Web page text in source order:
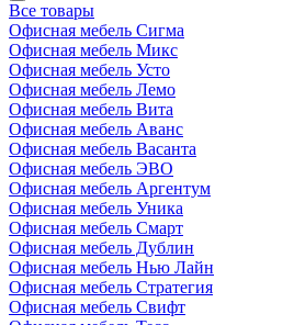
Все товары
Офисная мебель Сигма
Офисная мебель Микс
Офисная мебель Усто
Офисная мебель Лемо
Офисная мебель Вита
Офисная мебель Аванс
Офисная мебель Васанта
Офисная мебель ЭВО
Офисная мебель Аргентум
Офисная мебель Уника
Офисная мебель Смарт
Офисная мебель Дублин
Офисная мебель Нью Лайн
Офисная мебель Стратегия
Офисная мебель Свифт